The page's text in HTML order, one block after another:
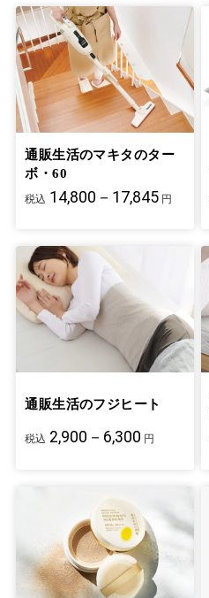
通販生活のマキタのター
ボ・60
税込 14,800－17,845 円
通販生活のフジヒート
税込 2,900－6,300 円